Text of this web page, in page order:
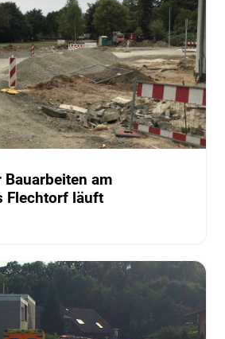
Bauarbeiten am
Flechtorf läuft